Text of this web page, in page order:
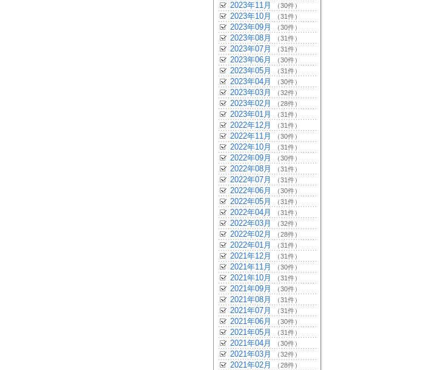
2023年11月 （30件）
2023年10月 （31件）
2023年09月 （30件）
2023年08月 （31件）
2023年07月 （31件）
2023年06月 （30件）
2023年05月 （31件）
2023年04月 （30件）
2023年03月 （32件）
2023年02月 （28件）
2023年01月 （31件）
2022年12月 （31件）
2022年11月 （30件）
2022年10月 （31件）
2022年09月 （30件）
2022年08月 （31件）
2022年07月 （31件）
2022年06月 （30件）
2022年05月 （31件）
2022年04月 （31件）
2022年03月 （32件）
2022年02月 （28件）
2022年01月 （31件）
2021年12月 （31件）
2021年11月 （30件）
2021年10月 （31件）
2021年09月 （30件）
2021年08月 （31件）
2021年07月 （31件）
2021年06月 （30件）
2021年05月 （31件）
2021年04月 （30件）
2021年03月 （32件）
2021年02月 （28件）